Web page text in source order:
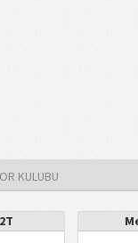
KULUBU